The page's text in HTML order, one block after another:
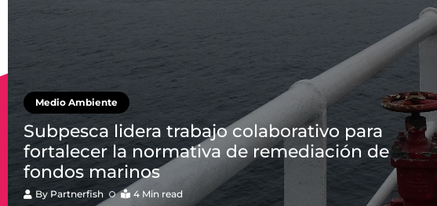
Medio Ambiente
Subpesca lidera trabajo colaborativo para
fortalecer la normativa de remediación de
fondos marinos
By Partnerfish 4 Min read